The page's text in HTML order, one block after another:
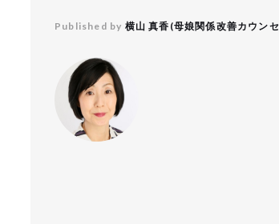
Published by 横山 真香(母娘関係改善カウン